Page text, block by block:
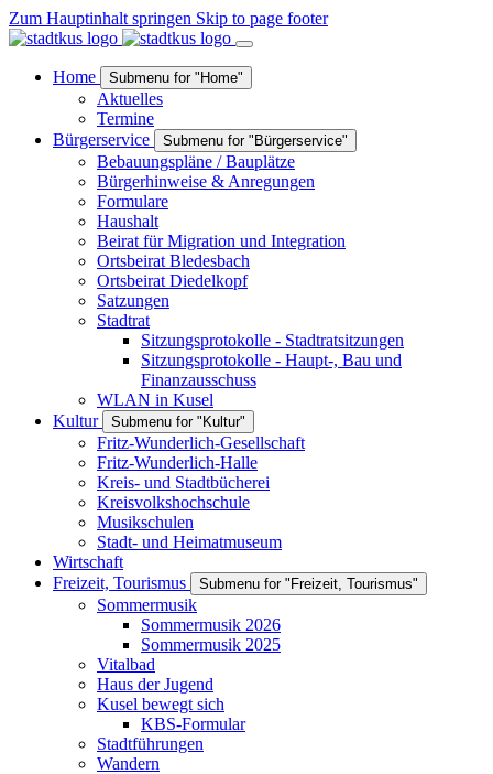
Zum Hauptinhalt springen Skip to page footer
Home Submenu for "Home"
Aktuelles
Termine
Bürgerservice
Submenu for "Bürgerservice"
Bebauungspläne / Bauplätze
Bürgerhinweise & Anregungen
Formulare
Haushalt
Beirat für Migration und Integration
Ortsbeirat Bledesbach
Ortsbeirat Diedelkopf
Satzungen
Stadtrat
Sitzungsprotokolle - Stadtratsitzungen
Sitzungsprotokolle - Haupt-, Bau und
Finanzausschuss
WLAN in Kusel
Kultur
Submenu for "Kultur"
Fritz-Wunderlich-Gesellschaft
Fritz-Wunderlich-Halle
Kreis- und Stadtbücherei
Kreisvolkshochschule
Musikschulen
Stadt- und Heimatmuseum
Wirtschaft
Freizeit, Tourismus
Submenu for "Freizeit, Tourismus"
Sommermusik
Sommermusik 2026
Sommermusik 2025
Vitalbad
Haus der Jugend
Kusel bewegt sich
KBS-Formular
Stadtführungen
Wandern